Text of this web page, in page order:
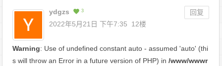
ydgzs 3
回复
2022年5月21日 下午7:35
12楼
Warning: Use of undefined constant auto - assumed 'auto' (thi
s will throw an Error in a future version of PHP) in/www/wwwr